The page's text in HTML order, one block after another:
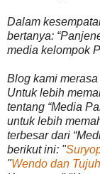
Dalam
bertanya:
media kelompok
Blog kami
Untuk lebih
tentang “Media
untuk lebih
terbesar dari
berikut ini: "
"Wendo dan